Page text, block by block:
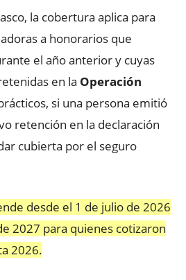
la cobertura aplica para
a honorarios que
el año anterior y cuyas
en la Operación
si una persona emitió
retención en la declaración
cubierta por el seguro
desde el 1 de julio de 2026
2027 para quienes cotizaron
2026.